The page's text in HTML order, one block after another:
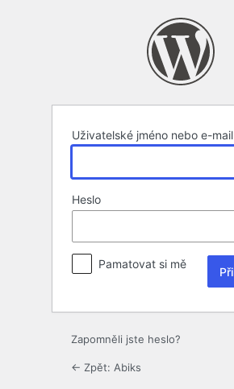
Uživatelské jméno nebo e-mail
Heslo
Pamatovat si mě
Zapomněli jste heslo?
← Zpět: Abiks